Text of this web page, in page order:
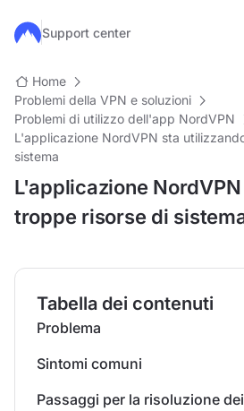
Salta al contenuto principale
Support center
Home
Problemi della VPN e soluzioni
Problemi di utilizzo dell'app NordVPN
L'applicazione NordVPN sta
sistema
L'applicazione
troppe risorse di
Tabella dei contenuti
Problema
Sintomi comuni
Passaggi per la risoluzione